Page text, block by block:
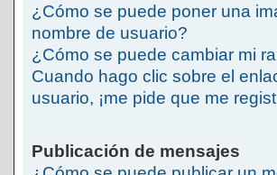
¿Cómo se puede poner una
nombre de usuario?
¿Cómo se puede cambiar mi
Cuando hago clic sobre el
usuario, ¡me pide que me
Publicación de mensajes